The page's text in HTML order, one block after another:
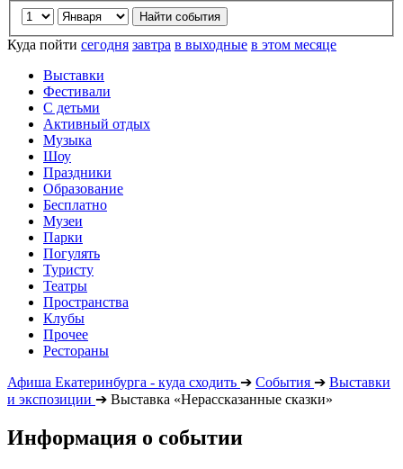
Куда пойти сегодня завтра в выходные в этом месяце
Выставки
Фестивали
С детьми
Активный отдых
Музыка
Шоу
Праздники
Образование
Бесплатно
Музеи
Парки
Погулять
Туристу
Театры
Пространства
Клубы
Прочее
Рестораны
Афиша Екатеринбурга - куда сходить ➔ События ➔ Выставки
и экспозиции ➔ Выставка «Нерассказанные сказки»
Информация о событии